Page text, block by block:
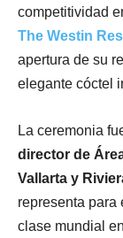
competitividad
The Westin
apertura de su
elegante cóctel
La ceremonia
director de
Vallarta y
representa para
clase mundial